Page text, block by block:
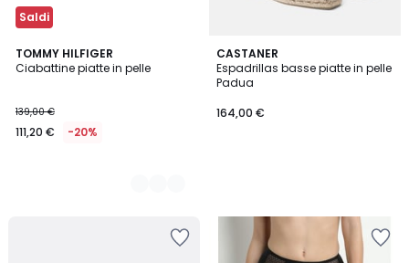
Saldi
TOMMY HILFIGER
Ciabattine piatte in pelle
139,00 €
111,20 € -20%
2
Colori
CASTANER
Espadrillas basse piatte in pelle
Padua
164,00 €